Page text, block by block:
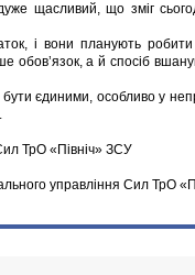
щасливий, що зміг
і вони планують
обов’язок, а й спосіб
єдиними, особливо у
ТрО «Північ» ЗСУ
управління Сил ТрО